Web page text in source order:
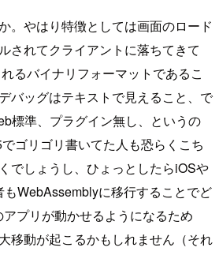
。やはり特徴としては画面のロード
されてクライアントに落ちてきて
るバイナリフォーマットであるこ
バッグはテキストで見えること、で
標準、プラグイン無し、というの
ゴリゴリ書いてた人も恐らくこち
でしょうし、ひょっとしたらiOSや
WebAssemblyに移行することでど
プリが動かせるようになるため
移動が起こるかもしれません（それ